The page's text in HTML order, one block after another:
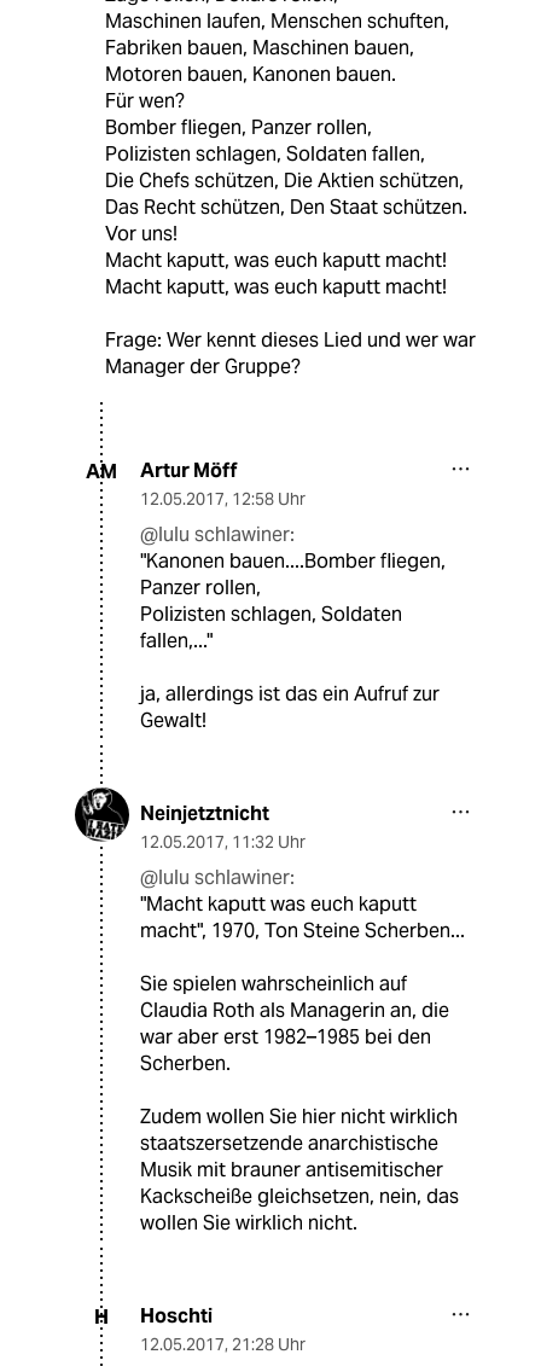
Maschinen laufen, Menschen schuften,
Fabriken bauen, Maschinen bauen,
Motoren bauen, Kanonen bauen.
Für wen?
Bomber fliegen, Panzer rollen,
Polizisten schlagen, Soldaten fallen,
Die Chefs schützen, Die Aktien schützen,
Das Recht schützen, Den Staat schützen.
Vor uns!
Macht kaputt, was euch kaputt macht!
Macht kaputt, was euch kaputt macht!
Frage: Wer kennt dieses Lied und wer war
Manager der Gruppe?
AM Artur Möff
12.05.2017, 12:58 Uhr
@lulu schlawiner:
"Kanonen bauen....Bomber fliegen,
Panzer rollen,
Polizisten schlagen, Soldaten
fallen,..."
ja, allerdings ist das ein Aufruf zur
Gewalt!
Neinjetztnicht
12.05.2017, 11:32 Uhr
@lulu schlawiner:
"Macht kaputt was euch kaputt
macht", 1970, Ton Steine Scherben...
Sie spielen wahrscheinlich auf
Claudia Roth als Managerin an, die
war aber erst 1982–1985 bei den
Scherben.
Zudem wollen Sie hier nicht wirklich
staatszersetzende anarchistische
Musik mit brauner antisemitischer
Kackscheiße gleichsetzen, nein, das
wollen Sie wirklich nicht.
H Hoschti
12.05.2017, 21:28 Uhr